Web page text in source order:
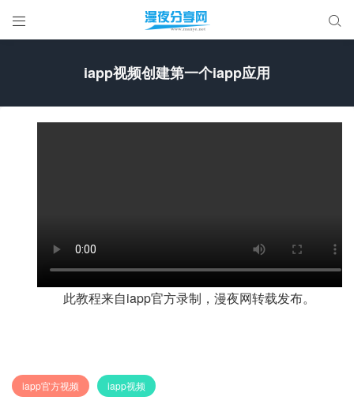
 
iapp视频创建第一个iapp应用
此教程来自iapp官方录制，漫夜网转载发布。
iapp官方视频 iapp视频